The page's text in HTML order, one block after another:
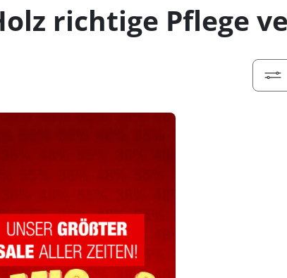
richtige Pflege